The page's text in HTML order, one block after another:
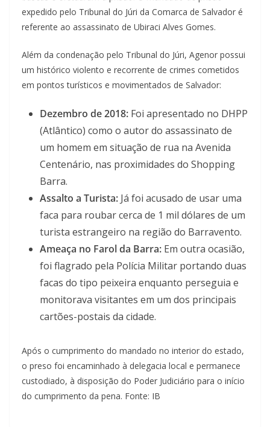
expedido pelo Tribunal do Júri da Comarca de Salvador é
referente ao assassinato de Ubiraci Alves Gomes.
Além da condenação pelo Tribunal do Júri, Agenor possui
um histórico violento e recorrente de crimes cometidos
em pontos turísticos e movimentados de Salvador:
Dezembro de 2018: Foi apresentado no DHPP
(Atlântico) como o autor do assassinato de
um homem em situação de rua na Avenida
Centenário, nas proximidades do Shopping
Barra.
Assalto a Turista: Já foi acusado de usar uma
faca para roubar cerca de 1 mil dólares de um
turista estrangeiro na região do Barravento.
Ameaça no Farol da Barra: Em outra ocasião,
foi flagrado pela Polícia Militar portando duas
facas do tipo peixeira enquanto perseguia e
monitorava visitantes em um dos principais
cartões-postais da cidade.
Após o cumprimento do mandado no interior do estado,
o preso foi encaminhado à delegacia local e permanece
custodiado, à disposição do Poder Judiciário para o início
do cumprimento da pena. Fonte: IB